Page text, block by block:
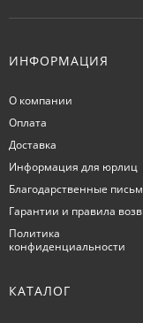
ИНФОРМАЦИЯ
О компании
Оплата
Доставка
Информация для юрлиц
Благодарственные
Гарантии и правила
Политика
конфиденциальности
КАТАЛОГ